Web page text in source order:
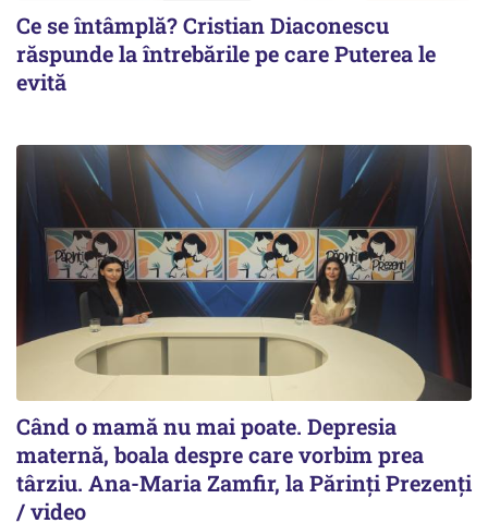
Ce se întâmplă? Cristian Diaconescu
răspunde la întrebările pe care Puterea le
evită
Când o mamă nu mai poate. Depresia
maternă, boala despre care vorbim prea
târziu. Ana-Maria Zamfir, la Părinți Prezenți
/ video